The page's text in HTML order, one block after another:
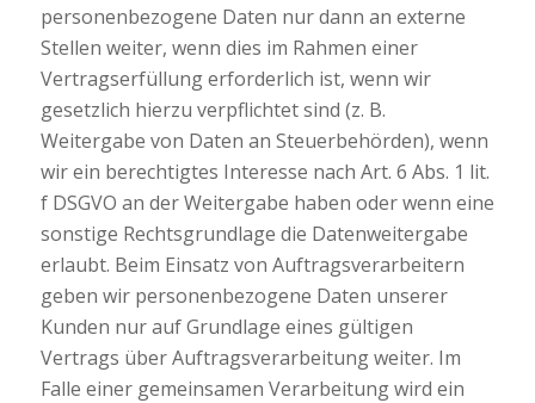
personenbezogene Daten nur dann an externe
Stellen weiter, wenn dies im Rahmen einer
Vertragserfüllung erforderlich ist, wenn wir
gesetzlich hierzu verpflichtet sind (z. B.
Weitergabe von Daten an Steuerbehörden), wenn
wir ein berechtigtes Interesse nach Art. 6 Abs. 1 lit.
f DSGVO an der Weitergabe haben oder wenn eine
sonstige Rechtsgrundlage die Datenweitergabe
erlaubt. Beim Einsatz von Auftragsverarbeitern
geben wir personenbezogene Daten unserer
Kunden nur auf Grundlage eines gültigen
Vertrags über Auftragsverarbeitung weiter. Im
Falle einer gemeinsamen Verarbeitung wird ein